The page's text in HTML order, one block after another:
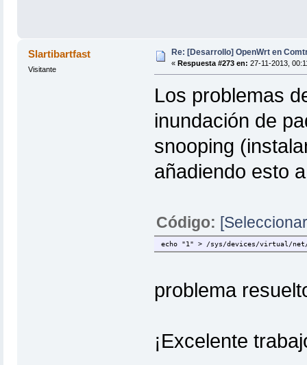
Slartibartfast
Visitante
Re: [Desarrollo] OpenWrt en
« Respuesta #273 en: 27-11-2013,
Los problemas
inundación de
snooping
añadiendo esto
Código:
echo "1" > /sys/devices/virtual/
problema
¡Excelente